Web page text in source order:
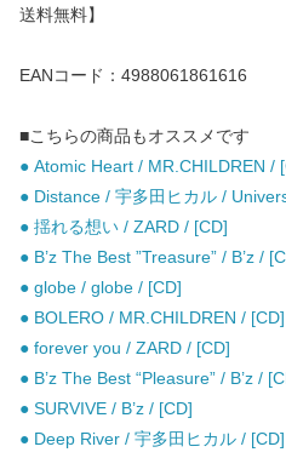
送料無料】
EANコード：4988061861616
■こちらの商品もオススメです
● Atomic Heart / MR.CHILDREN /
● Distance / 宇多田ヒカル /
● 揺れる想い / ZARD / [CD]
● B’z The Best ”Treasure” / B’z /
● globe / globe / [CD]
● BOLERO / MR.CHILDREN / [CD]
● forever you / ZARD / [CD]
● B’z The Best “Pleasure” / B’z /
● SURVIVE / B’z / [CD]
● Deep River / 宇多田ヒカル / [CD]